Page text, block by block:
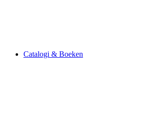
Catalogi & Boeken